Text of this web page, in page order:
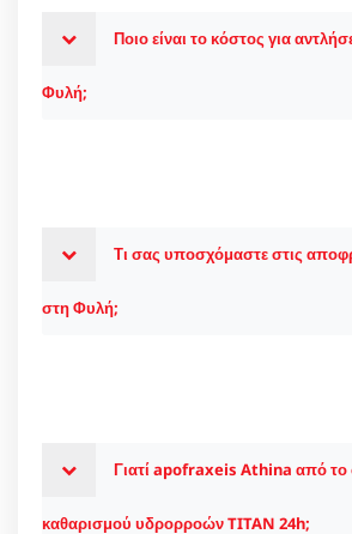
Ποιο είναι το κόστος για
Φυλή;
Τι σας υποσχόμαστε στις
στη Φυλή;
Γιατί apofraxeis Athina από το
καθαρισμού υδρορροών TITAN 24h;